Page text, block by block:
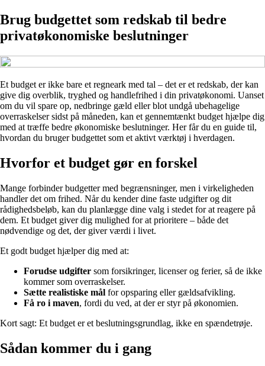
Brug budgettet som redskab til bedre
privatøkonomiske beslutninger
Et budget er ikke bare et regneark med tal – det er et redskab, der kan
give dig overblik, tryghed og handlefrihed i din privatøkonomi. Uanset
om du vil spare op, nedbringe gæld eller blot undgå ubehagelige
overraskelser sidst på måneden, kan et gennemtænkt budget hjælpe dig
med at træffe bedre økonomiske beslutninger. Her får du en guide til,
hvordan du bruger budgettet som et aktivt værktøj i hverdagen.
Hvorfor et budget gør en forskel
Mange forbinder budgetter med begrænsninger, men i virkeligheden
handler det om frihed. Når du kender dine faste udgifter og dit
rådighedsbeløb, kan du planlægge dine valg i stedet for at reagere på
dem. Et budget giver dig mulighed for at prioritere – både det
nødvendige og det, der giver værdi i livet.
Et godt budget hjælper dig med at:
Forudse udgifter som forsikringer, licenser og ferier, så de ikke
kommer som overraskelser.
Sætte realistiske mål for opsparing eller gældsafvikling.
Få ro i maven, fordi du ved, at der er styr på økonomien.
Kort sagt: Et budget er et beslutningsgrundlag, ikke en spændetrøje.
Sådan kommer du i gang